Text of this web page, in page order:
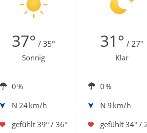
37° / 35° 31° / 27°
Sonnig Klar
0 % 0 %
N 24 km/h N 9 km/h
gefühlt 39° / 36° gefühlt 34° /
in 3h Sonnenschein
Zur